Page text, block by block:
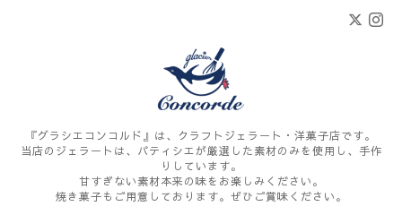
『グラシエコンコルド』は、クラフトジェラート・洋菓子店です。
当店のジェラートは、パティシエが厳選した素材のみを使用し、手作
りしています。
甘すぎない素材本来の味をお楽しみください。
焼き菓子もご用意しております。ぜひご賞味ください。